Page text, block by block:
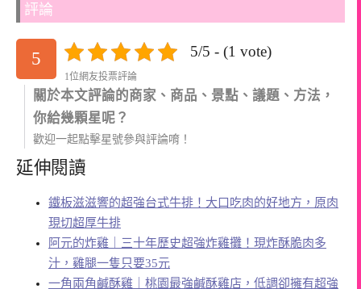
評論
5 5/5 - (1 vote)
1位網友投票評論
關於本文評論的商家、商品、景點、議題、方法，
你給幾顆星呢？
歡迎一起點擊星號參與評論唷！
延伸閱讀
鐵板滋滋響的超強台式牛排！大口吃肉的好地方，原肉
現切超厚牛排
阿元的炸雞｜三十年歷史超強炸雞攤！現炸酥脆肉多
汁，雞腿一隻只要35元
一角兩角鹹酥雞｜桃園最強鹹酥雞店，低調卻擁有超強